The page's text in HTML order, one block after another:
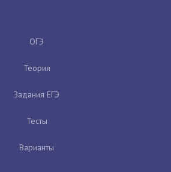
ОГЭ
Теория
Задания ЕГЭ
Тесты
Варианты